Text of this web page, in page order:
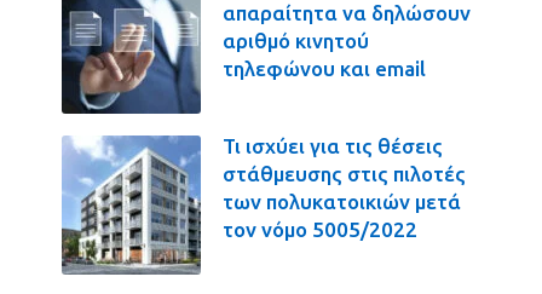
απαραίτητα να δηλώσουν
αριθμό κινητού
τηλεφώνου και email
Τι ισχύει για τις θέσεις
στάθμευσης στις πιλοτές
των πολυκατοικιών μετά
τον νόμο 5005/2022